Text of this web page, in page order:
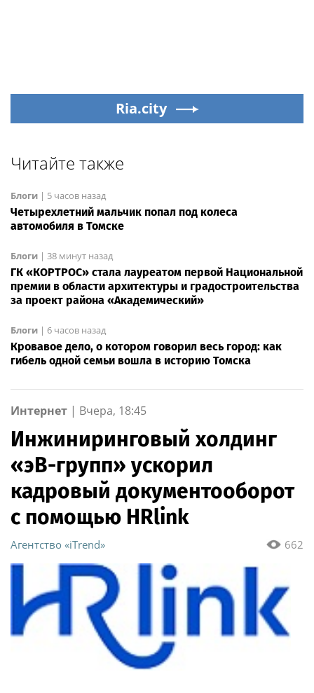
Ria.city
Читайте также
Блоги | 5 часов назад
Четырехлетний мальчик попал под колеса
автомобиля в Томске
Блоги | 38 минут назад
ГК «КОРТРОС» стала лауреатом первой Национальной
премии в области архитектуры и градостроительства
за проект района «Академический»
Блоги | 6 часов назад
Кровавое дело, о котором говорил весь город: как
гибель одной семьи вошла в историю Томска
Интернет | Вчера, 18:45
Инжиниринговый холдинг
«эВ-групп» ускорил
кадровый документооборот
с помощью HRlink
662
Агентство «iTrend»